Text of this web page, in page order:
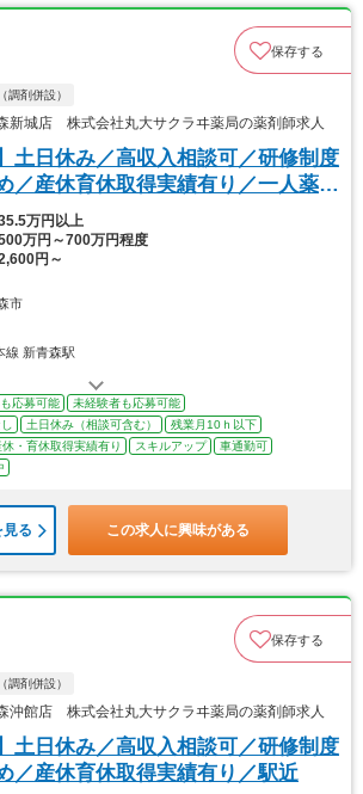
保存する
調剤併設）
城店 株式会社丸大サクラヰ薬局の薬剤師求人
土日休み／高収入相談可／研修制度
／産休育休取得実績有り／一人薬剤
万円以上
500万円～700万円程度
円～
市
線 新青森駅
応募可能
未経験者も応募可能
土日休み（相談可含む）
残業月10ｈ以下
休・育休取得実績有り スキルアップ
車通勤可
る この求人に興味がある
保存する
調剤併設）
館店 株式会社丸大サクラヰ薬局の薬剤師求人
土日休み／高収入相談可／研修制度
／産休育休取得実績有り／駅近